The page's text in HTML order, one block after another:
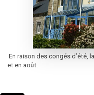
En raison des congés d’été,
et en août.